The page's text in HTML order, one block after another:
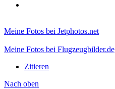
Meine Fotos bei Jetphotos.net
Meine Fotos bei Flugzeugbilder.de
Zitieren
Nach oben